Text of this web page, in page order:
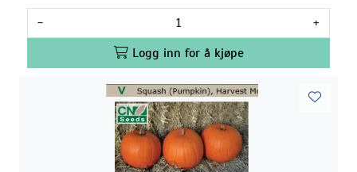
-
+
Logg inn for å kjøpe